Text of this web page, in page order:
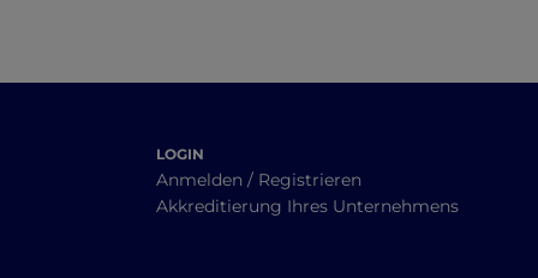
LOGIN
Anmelden / Registrieren
Akkreditierung Ihres Unternehmens